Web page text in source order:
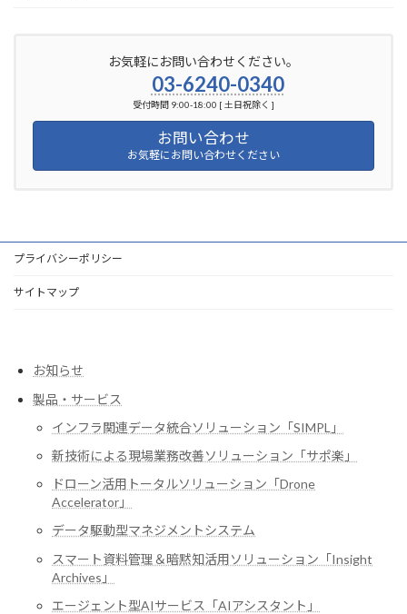
お気軽にお問い合わせください。
03-6240-0340
受付時間 9:00-18:00 [ 土日祝除く ]
お問い合わせ
お気軽にお問い合わせください
プライバシーポリシー
サイトマップ
お知らせ
製品・サービス
インフラ関連データ統合ソリューション「SIMPL」
新技術による現場業務改善ソリューション「サポ楽」
ドローン活用トータルソリューション「Drone
Accelerator」
データ駆動型マネジメントシステム
スマート資料管理＆暗黙知活用ソリューション「Insight
Archives」
エージェント型AIサービス「AIアシスタント」